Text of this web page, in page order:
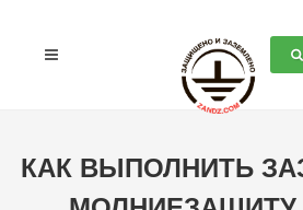
КАК ВЫПОЛНИТЬ